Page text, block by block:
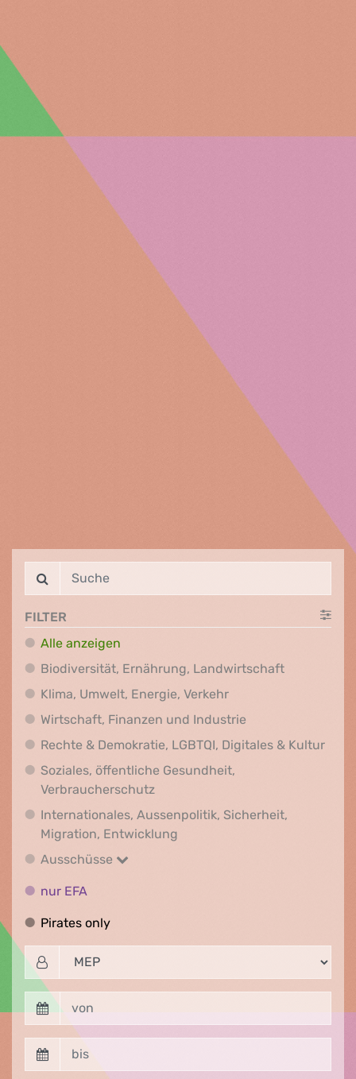
FILTER
Alle anzeigen
Biodiversität, Ernährung, Landwirtschaft
Klima, Umwelt, Energie, VerkehrKlima, Umwelt,
Wirtschaft, Finanzen und IndustrieWirtschaft,
Rechte & Demokratie, LGBTQI, Digitales & Kultur
Soziales, öffentliche Gesundheit,
VerbraucherschutzSoziales, öffentliche Gesundheit,
Internationales, Aussenpolitik, Sicherheit,
Migration, Entwicklung
Ausschüsse
Ausschüsse
nur EFA
Pirates onlyPirates only